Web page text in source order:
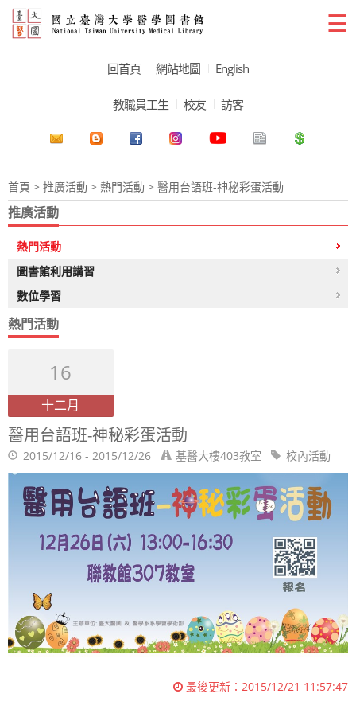
☰
回首頁 網站地圖 English
教職員工生 校友 訪客
首頁 > 推廣活動 > 熱門活動 > 醫用台語班-神秘彩蛋活動
推廣活動
熱門活動
圖書館利用講習
數位學習
熱門活動
16
十二月
醫用台語班-神秘彩蛋活動
2015/12/16 - 2015/12/26 基醫大樓403教室 校內活動
最後更新： 2015/12/21 11:57:47